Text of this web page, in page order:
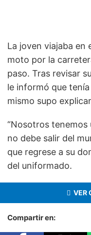
La joven viajaba en
moto por la
paso. Tras revisar
le informó que
mismo supo
“Nosotros tenemos
no debe salir del
que regrese a su
del uniformado.
VER
Compartir en: